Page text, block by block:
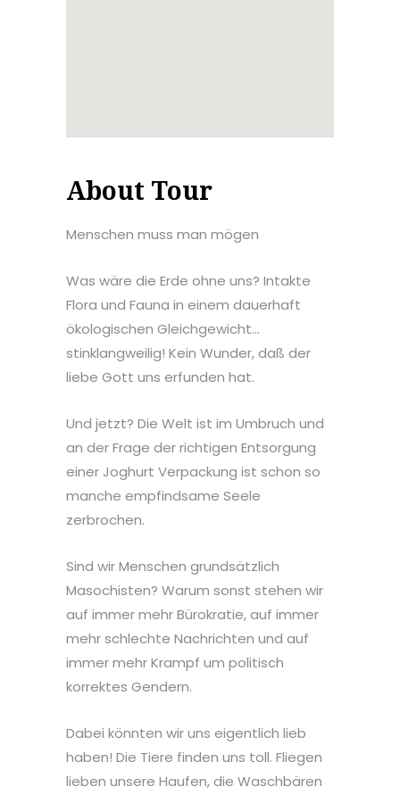
About Tour
Menschen muss man mögen
Was wäre die Erde ohne uns? Intakte
Flora und Fauna in einem dauerhaft
ökologischen Gleichgewicht…
stinklangweilig! Kein Wunder, daß der
liebe Gott uns erfunden hat.
Und jetzt? Die Welt ist im Umbruch und
an der Frage der richtigen Entsorgung
einer Joghurt Verpackung ist schon so
manche empfindsame Seele
zerbrochen.
Sind wir Menschen grundsätzlich
Masochisten? Warum sonst stehen wir
auf immer mehr Bürokratie, auf immer
mehr schlechte Nachrichten und auf
immer mehr Krampf um politisch
korrektes Gendern.
Dabei könnten wir uns eigentlich lieb
haben! Die Tiere finden uns toll. Fliegen
lieben unsere Haufen, die Waschbären